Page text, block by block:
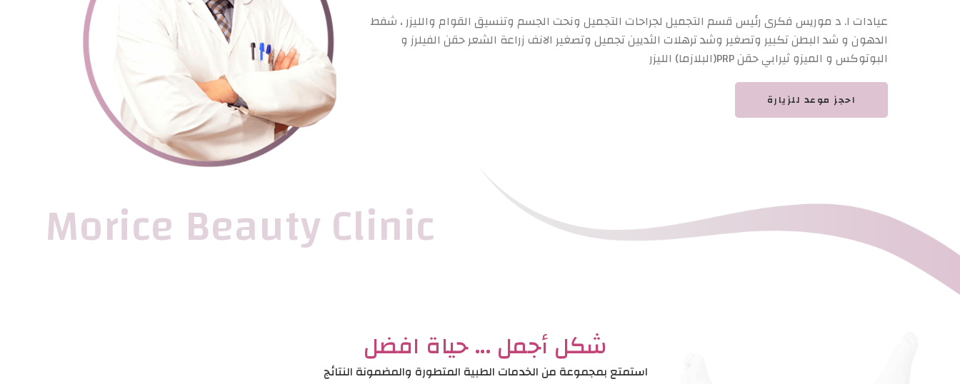
عيادات ا. د موريس فكرى رئيس قسم التجميل لجراحات التجميل ونحت الجسم وتنسيق القوام والليزر ، شفط
الدهون و شد البطن تكبير وتصغير وشد ترهلات الثديين تجميل وتصغير الانف زراعة الشعر حقن الفيلرز و
البوتوكس و الميزو ثيرابي حقن PRP(البلازما) الليزر
احجز موعد للزيارة
Morice Beauty Clinic
شكل أجمل ... حياة افضل
استمتع بمجموعة من الخدمات الطبية المتطورة والمضمونة النتائج